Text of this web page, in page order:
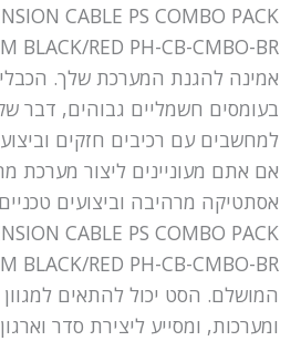
CABLE PS COMBO PACK
אמינה להגנת המערכת שלך.
בעומסים חשמליים גבוהים, דבר
למחשבים עם רכיבים חזקים
אם אתם מעוניינים ליצור מערכת
אסתטיקה מרהיבה וביצועים
CABLE PS COMBO PACK
המושלם. הסט יכול להתאים
ומערכות, ומסייע ליצירת סדר